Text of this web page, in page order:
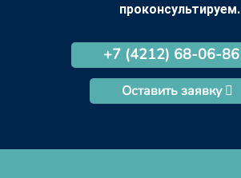
проконсультируем.
+7 (4212) 68-06-86
Оставить заявку